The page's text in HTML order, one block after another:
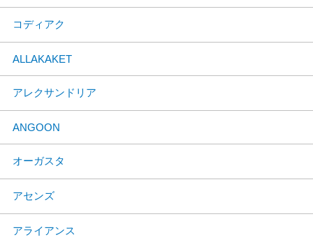
コディアク
ALLAKAKET
アレクサンドリア
ANGOON
オーガスタ
アセンズ
アライアンス